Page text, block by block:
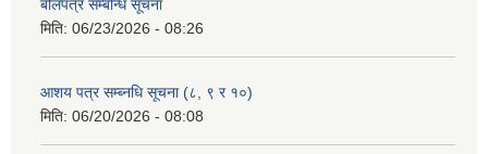
बोलपत्र सम्बन्धि सूचना
मिति: 06/23/2026 - 08:26
आशय पत्र सम्ब्नधि सूचना (८, ९ र १०)
मिति: 06/20/2026 - 08:08